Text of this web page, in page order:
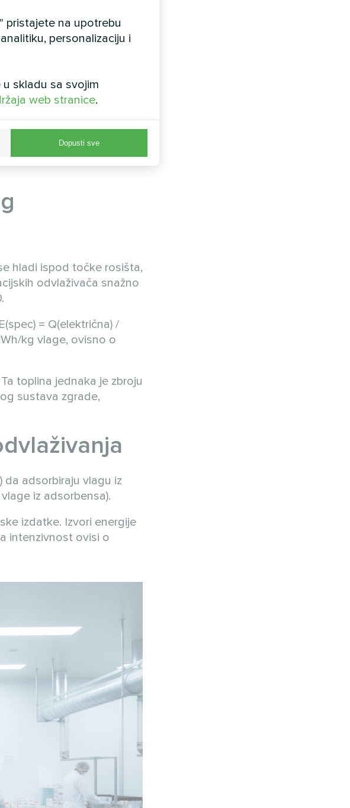
hladi ispod točke rosišta,
odvlaživača snažno
= Q(električna) /
kg vlage, ovisno o
toplina jednaka je zbroju
sustava zgrade,
adsorbiraju vlagu iz
iz adsorbensa).
izdatke. Izvori energije
intenzivnost ovisi o
pristajete na upotrebu
personalizaciju i
skladu sa svojim
web stranice.
Dopusti sve